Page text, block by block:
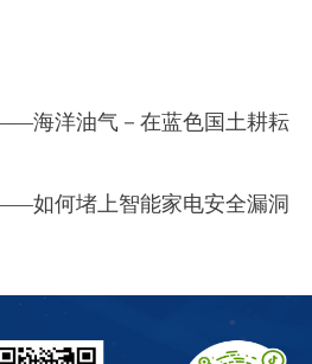
海洋油气－在蓝色国土耕耘
如何堵上智能家电安全漏洞